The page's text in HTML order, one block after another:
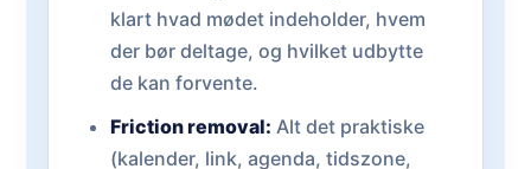
klart hvad mødet indeholder, hvem
der bør deltage, og hvilket udbytte
de kan forvente.
Friction removal: Alt det praktiske
(kalender, link, agenda, tidszone,